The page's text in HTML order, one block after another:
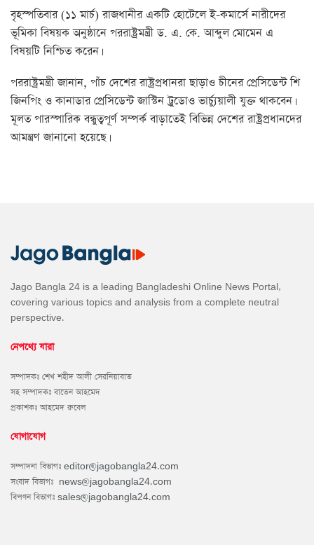
বৃহস্পতিবার (১১ মার্চ) রাজধানীর একটি হোটেলে ই-কমার্সে নারীদের
ভূমিকা বিষয়ক অনুষ্ঠানে পররাষ্ট্রমন্ত্রী ড. এ. কে. আব্দুল মোমেন এ
বিষয়টি নিশ্চিত করেন।
পররাষ্ট্রমন্ত্রী জানান, পাঁচ দেশের রাষ্ট্রপ্রধানরা ছাড়াও চীনের প্রেসিডেন্ট শি
জিনপিং ও কানাডার প্রেসিডেন্ট জাস্টিন ট্রুডোও ভার্চ্যুয়ালী যুক্ত থাকবেন।
মূলত পারস্পারিক বন্ধুত্বপূর্ণ সম্পর্ক বাড়াতেই বিভিন্ন দেশের রাষ্ট্রপ্রধানদের
আমন্ত্রণ জানানো হয়েছে।
Jago Bangla 24 is a leading Bangladeshi Online News Portal,
covering various topics and analysis from a complete neutral
perspective.
নেপথ্যে যারা
সম্পাদকঃ শেখ শহীদ আলী সেরনিয়াবাত
সহ সম্পাদকঃ বাতেন আহমেদ
প্রকাশকঃ আহমেদ রুবেল
যোগাযোগ
সম্পাদনা বিভাগঃ editor@jagobangla24.com
সংবাদ বিভাগঃ news@jagobangla24.com
বিপণন বিভাগঃ sales@jagobangla24.com